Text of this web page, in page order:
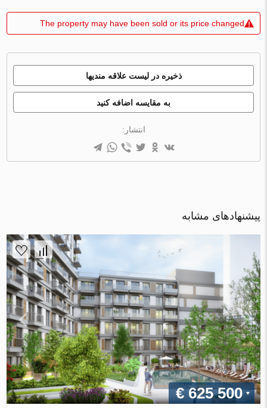
The property may have been sold or its price changed
ذخیره در لیست علاقه مندیها
به مقایسه اضافه کنید
انتشار:
پیشنهادهای مشابه
€ 625 500